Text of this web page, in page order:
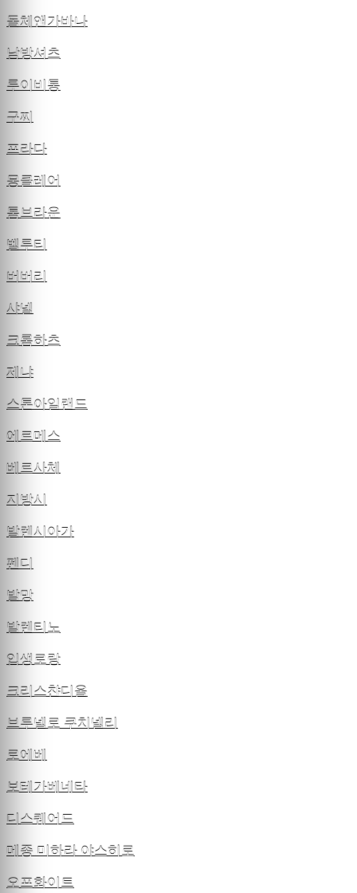
돌체앤가바나
남방셔츠
루이비통
구찌
프라다
몽클레어
톰브라운
벨루티
버버리
샤넬
크롬하츠
제냐
스톤아일랜드
에르메스
베르사체
지방시
발렌시아가
펜디
발망
발렌티노
입생로랑
크리스챤디올
브루넬로 쿠치넬리
로에베
보테가베네타
디스퀘어드
메종 미하라 야스히로
오프화이트